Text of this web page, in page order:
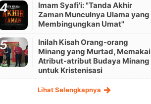
Imam Syafi'i: "Tanda Akhir
Zaman Munculnya Ulama yang
Membingungkan Umat"
Inilah Kisah Orang-orang
Minang yang Murtad, Memakai
Atribut-atribut Budaya Minang
untuk Kristenisasi
Lihat Selengkapnya